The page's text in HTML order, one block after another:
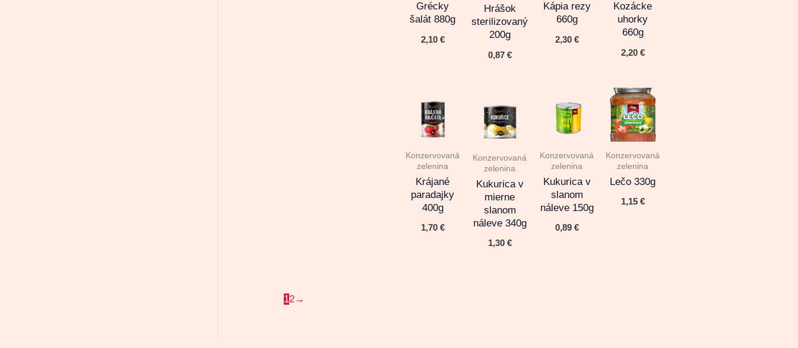
Grécky
šalát 880g
2,10 €
Hrášok
sterilizovaný
200g
0,87 €
Kápia rezy
660g
2,30 €
Kozácke
uhorky
660g
2,20 €
Konzervovaná
zelenina
Krájané
paradajky
400g
1,70 €
Konzervovaná
zelenina
Kukurica v
mierne
slanom
náleve 340g
1,30 €
Konzervovaná
zelenina
Kukurica v
slanom
náleve 150g
0,89 €
Konzervovaná
zelenina
Lečo 330g
1,15 €
12→